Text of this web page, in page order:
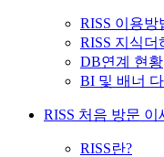
RISS 이용방
RISS 지식더
DB연계 현황
BI 및 배너
RISS 처음 방문 이
RISS란?